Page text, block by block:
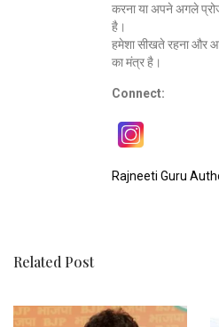
करना या अपने अगले
है।
हमेशा सीखते रहना और
का मंत्र है।
Connect:
Rajneeti Guru
Related Post